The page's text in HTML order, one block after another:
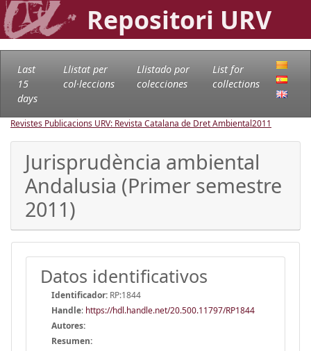
Repositori URV
Last
15
days
Llistat per
col·leccions
Llistado por
colecciones
List for
collections
Revistes Publicacions URV: Revista Catalana de Dret Ambiental2011
Jurisprudència ambiental
Andalusia (Primer semestre
2011)
Datos identificativos
Identificador: RP:1844
Handle: https://hdl.handle.net/20.500.11797/RP1844
Autores:
Resumen: